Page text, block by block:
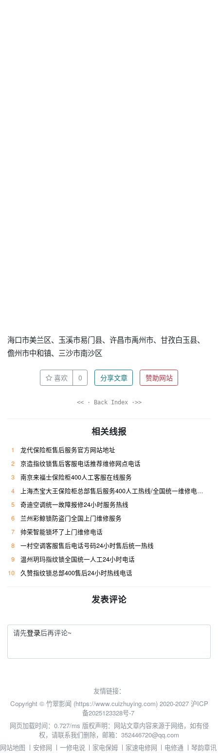
海口市美兰区、玉溪市易门县、许昌市禹州市、甘孜白玉县、
儋州市中和镇、三沙市南沙区
喜欢 0 分享文章 赞助网站
<< · Back Index ·>>
相关线报
1
龙代保险柜售后服务官方网站地址
2
京造指纹锁售后客服电话推荐维修网点电话
3
南京来福士保险柜400人工客服在线服务
4
上海杰宝大王保险柜总部售后服务400人工热线/全国统一维修电话是多少
5
奇迪空调统一故障报修24小时服务热线
6
兰州彩鲸锁防盗门全国上门维修服务
7
帅荣智能锁坏了上门维修电话
8
一村空调客服售后电话号码24小时售后统一热线
9
温州玥玛指纹锁全国统一人工24小时电话
10
久赞指纹锁总部400售后24小时热线电话
发表评论
请先登录后再评论~
友情链接：
Copyright © 竹翠影闻 (https://www.cuizhuying.com) 2020-2027 沪ICP
备2025123328号-7
网页加载时间：0.727/ms 版权声明：网站文章内容来源于网络，如有侵
权，请联系我们删除，邮箱：352446720@qq.com
网站地图 丨 安修网 丨 一修电说 丨 家电保姆 丨 家速电修网 丨 电修通 丨琴韵章讯